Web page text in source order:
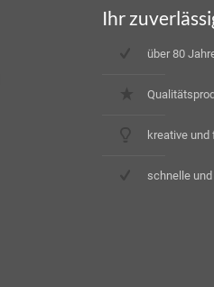
Ihr
über 80
kreative und
schnelle